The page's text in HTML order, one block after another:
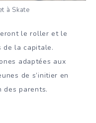
à Skate
le roller et le
de la capitale.
adaptées aux
de s’initier en
des parents.